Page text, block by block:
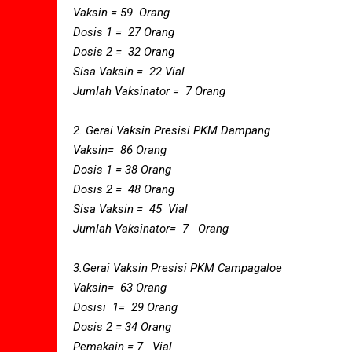
Vaksin = 59 Orang
Dosis 1 = 27 Orang
Dosis 2 = 32 Orang
Sisa Vaksin = 22 Vial
Jumlah Vaksinator = 7 Orang
2. Gerai Vaksin Presisi PKM Dampang
Vaksin= 86 Orang
Dosis 1 = 38 Orang
Dosis 2 = 48 Orang
Sisa Vaksin = 45 Vial
Jumlah Vaksinator= 7 Orang
3.Gerai Vaksin Presisi PKM Campagaloe
Vaksin= 63 Orang
Dosisi 1= 29 Orang
Dosis 2 = 34 Orang
Pemakain = 7 Vial